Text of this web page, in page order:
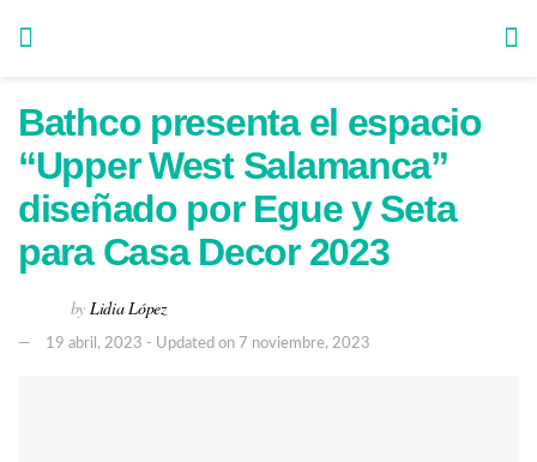
Bathco presenta el espacio
“Upper West Salamanca”
diseñado por Egue y Seta
para Casa Decor 2023
by Lidia López
19 abril, 2023 - Updated on 7 noviembre, 2023